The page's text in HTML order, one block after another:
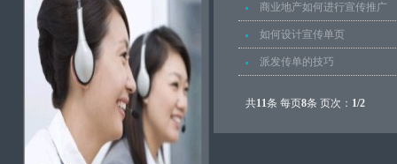
商业地产如何进行宣传推广
如何设计宣传单页
派发传单的技巧
共11条 每页8条 页次： 1/2